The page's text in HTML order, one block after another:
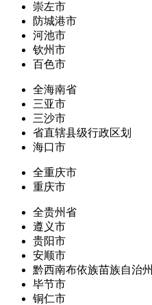
崇左市
防城港市
河池市
钦州市
百色市
全海南省
三亚市
三沙市
省直辖县级行政区划
海口市
全重庆市
重庆市
全贵州省
遵义市
贵阳市
安顺市
黔西南布依族苗族自治州
毕节市
铜仁市